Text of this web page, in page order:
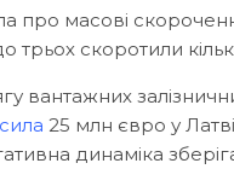
про масові
скоротили
вантажних
25 млн євро у
динаміка